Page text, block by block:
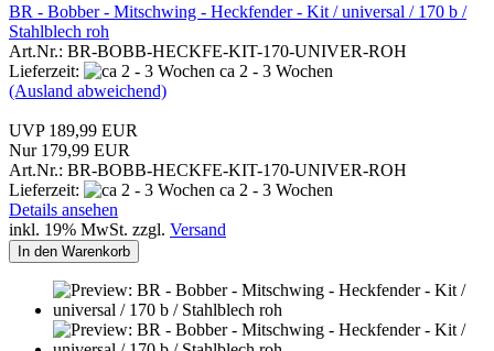
BR - Bobber - Mitschwing - Heckfender - Kit / universal / 170 b /
Stahlblech roh
Art.Nr.: BR-BOBB-HECKFE-KIT-170-UNIVER-ROH
Lieferzeit:
ca 2 - 3 Wochen
(Ausland abweichend)
UVP 189,99 EUR
Nur 179,99 EUR
Art.Nr.: BR-BOBB-HECKFE-KIT-170-UNIVER-ROH
Lieferzeit:
ca 2 - 3 Wochen
Details ansehen
inkl. 19% MwSt. zzgl. Versand
In den Warenkorb